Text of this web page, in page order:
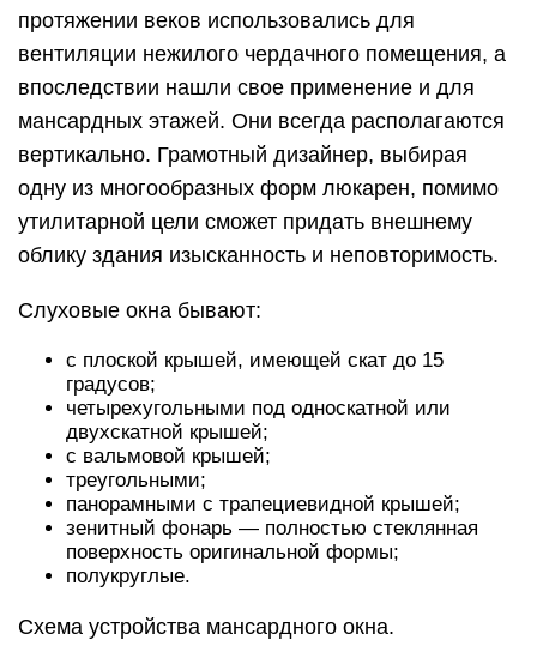
протяжении веков использовались для
вентиляции нежилого чердачного помещения, а
впоследствии нашли свое применение и для
мансардных этажей. Они всегда располагаются
вертикально. Грамотный дизайнер, выбирая
одну из многообразных форм люкарен, помимо
утилитарной цели сможет придать внешнему
облику здания изысканность и неповторимость.
Слуховые окна бывают:
с плоской крышей, имеющей скат до 15
градусов;
четырехугольными под односкатной или
двухскатной крышей;
с вальмовой крышей;
треугольными;
панорамными с трапециевидной крышей;
зенитный фонарь — полностью стеклянная
поверхность оригинальной формы;
полукруглые.
Схема устройства мансардного окна.